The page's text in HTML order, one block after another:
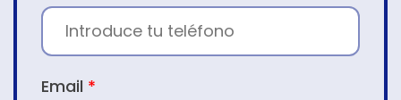
Email *